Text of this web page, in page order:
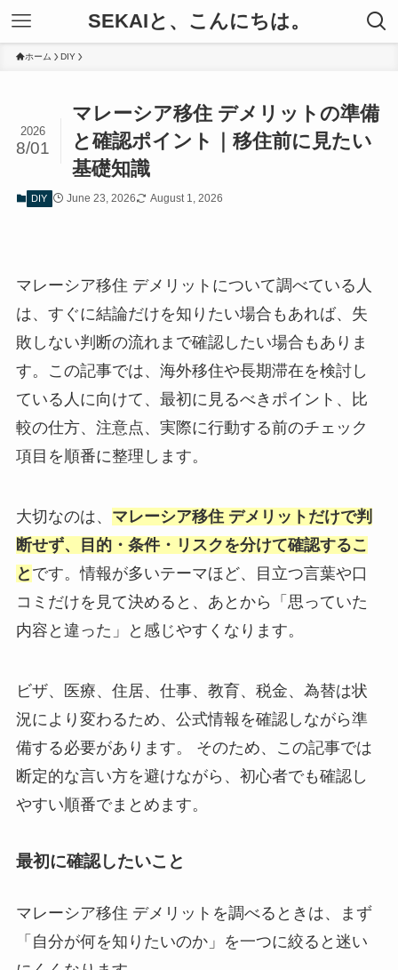
SEKAIと、こんにちは。
ホーム DIY
マレーシア移住 デメリットの準備
と確認ポイント｜移住前に見たい
基礎知識
2026
8/01
DIY June 23, 2026 August 1, 2026
マレーシア移住 デメリットについて調べている人
は、すぐに結論だけを知りたい場合もあれば、失
敗しない判断の流れまで確認したい場合もありま
す。この記事では、海外移住や長期滞在を検討し
ている人に向けて、最初に見るべきポイント、比
較の仕方、注意点、実際に行動する前のチェック
項目を順番に整理します。
大切なのは、 マレーシア移住 デメリットだけで判
断せず、目的・条件・リスクを分けて確認するこ
と です。情報が多いテーマほど、目立つ言葉や口
コミだけを見て決めると、あとから「思っていた
内容と違った」と感じやすくなります。
ビザ、医療、住居、仕事、教育、税金、為替は状
況により変わるため、公式情報を確認しながら準
備する必要があります。 そのため、この記事では
断定的な言い方を避けながら、初心者でも確認し
やすい順番でまとめます。
最初に確認したいこと
マレーシア移住 デメリットを調べるときは、まず
「自分が何を知りたいのか」を一つに絞ると迷い